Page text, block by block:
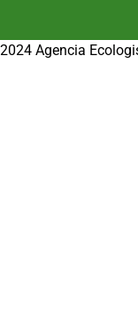
2024 Agencia